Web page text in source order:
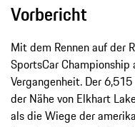
Vorbericht
Mit dem Rennen auf der
SportsCar
Vergangenheit. Der
der Nähe von Elkhart
als die Wiege der